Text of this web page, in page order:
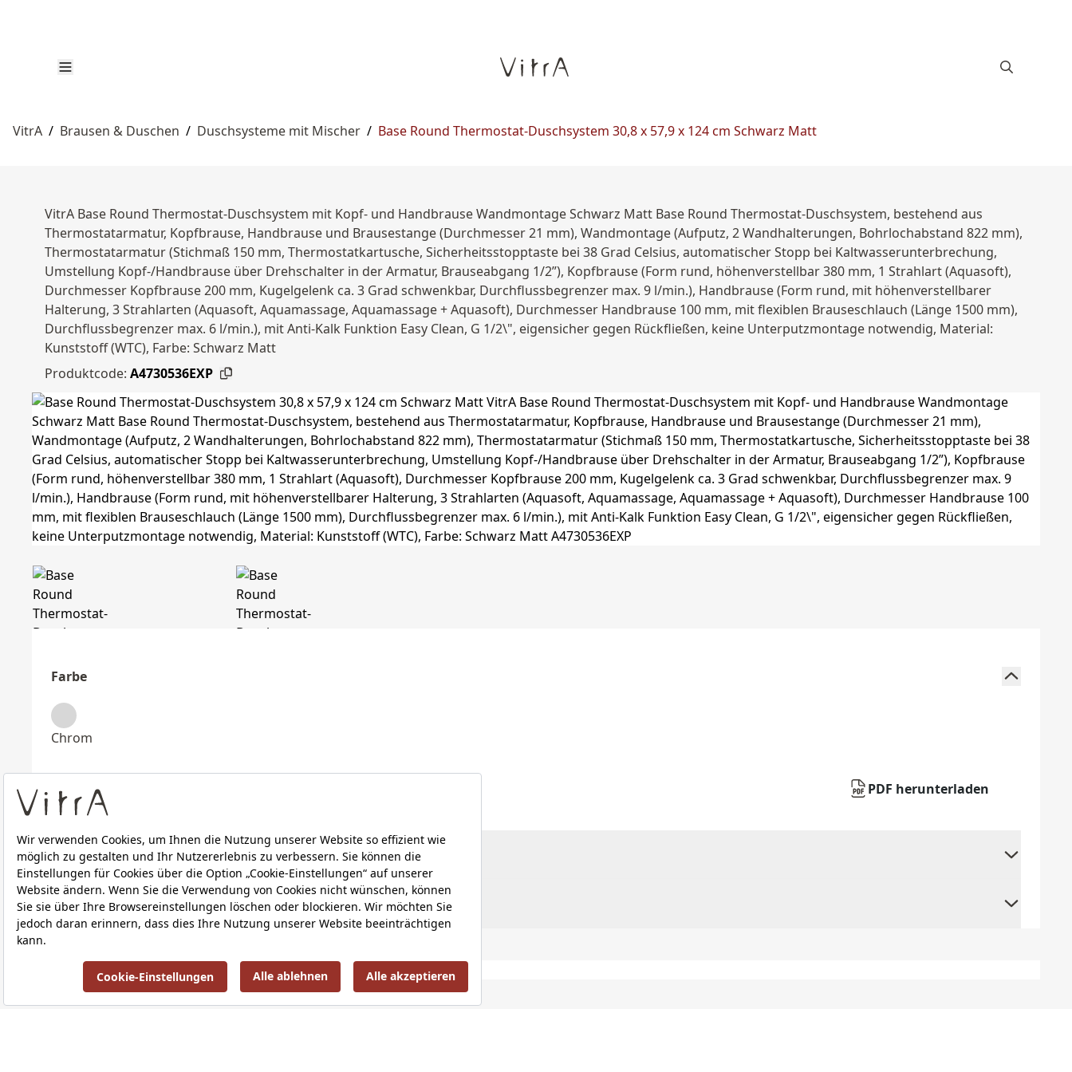
VitrA / Brausen & Duschen / Duschsysteme mit Mischer / Base Round Thermostat-Duschsystem 30,8 x 57,9 x 124 cm Schwarz Matt
VitrA Base Round Thermostat-Duschsystem mit Kopf- und Handbrause Wandmontage Schwarz Matt Base Round Thermostat-Duschsystem, bestehend aus
Thermostatarmatur, Kopfbrause, Handbrause und Brausestange (Durchmesser 21 mm), Wandmontage (Aufputz, 2 Wandhalterungen, Bohrlochabstand 822 mm),
Thermostatarmatur (Stichmaß 150 mm, Thermostatkartusche, Sicherheitsstopptaste bei 38 Grad Celsius, automatischer Stopp bei Kaltwasserunterbrechung,
Umstellung Kopf-/Handbrause über Drehschalter in der Armatur, Brauseabgang 1/2”), Kopfbrause (Form rund, höhenverstellbar 380 mm, 1 Strahlart (Aquasoft),
Durchmesser Kopfbrause 200 mm, Kugelgelenk ca. 3 Grad schwenkbar, Durchflussbegrenzer max. 9 l/min.), Handbrause (Form rund, mit höhenverstellbarer
Halterung, 3 Strahlarten (Aquasoft, Aquamassage, Aquamassage + Aquasoft), Durchmesser Handbrause 100 mm, mit flexiblen Brauseschlauch (Länge 1500 mm),
Durchflussbegrenzer max. 6 l/min.), mit Anti-Kalk Funktion Easy Clean, G 1/2\", eigensicher gegen Rückfließen, keine Unterputzmontage notwendig, Material:
Kunststoff (WTC), Farbe: Schwarz Matt
Produktcode: A4730536EXP
Farbe
Chrom
Teilen PDF herunterladen
Technische Details
Downloads